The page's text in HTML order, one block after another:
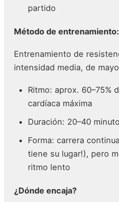
partido
Método de
Entrenamiento de
intensidad media, de
Ritmo: aprox. 60–75%
cardíaca máxima
Duración: 20–40
Forma: carrera
tiene su lugar!), pero
ritmo lento
¿Dónde encaja?